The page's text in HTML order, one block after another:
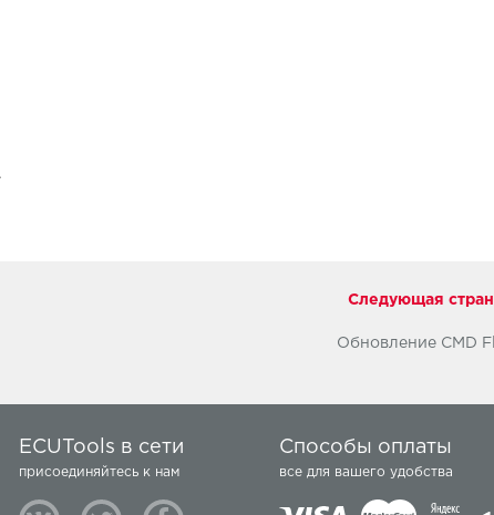
Следующая
Обновление CMD
ECUTools в сети
присоединяйтесь к нам
Способы оплаты
все для вашего удобства